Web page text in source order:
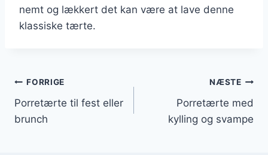
nemt og lækkert det kan være at lave denne
klassiske tærte.
Indlægsnavigation
FORRIGE
Porretærte til fest eller
brunch
NÆSTE
Porretærte med
kylling og svampe